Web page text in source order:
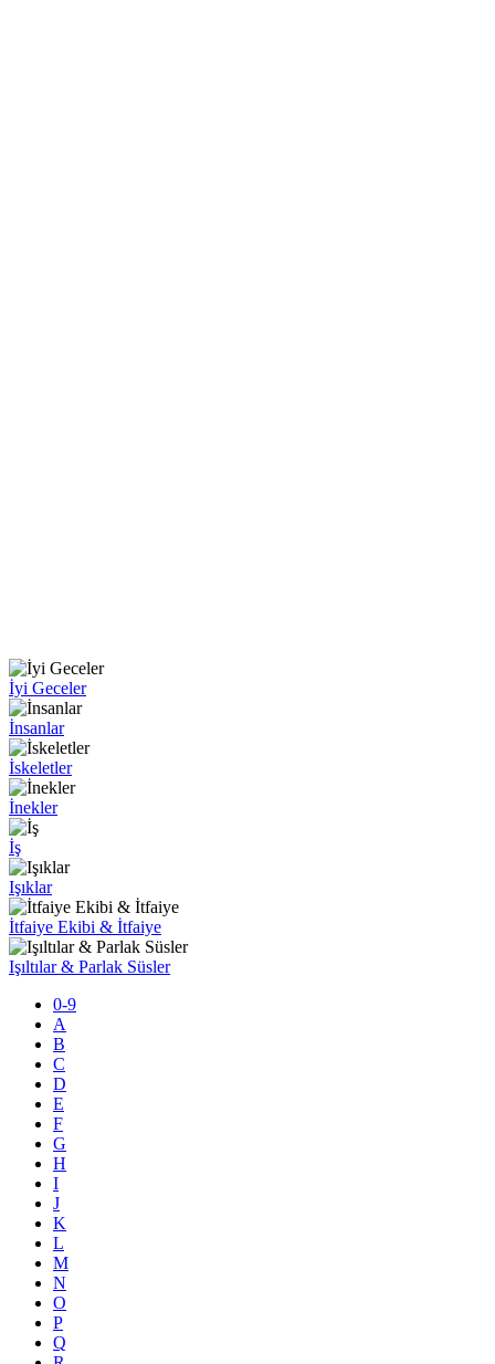
İyi Geceler
İnsanlar
İskeletler
İnekler
İş
Işıklar
İtfaiye Ekibi & İtfaiye
Işıltılar & Parlak Süsler
0-9
A
B
C
D
E
F
G
H
I
J
K
L
M
N
O
P
Q